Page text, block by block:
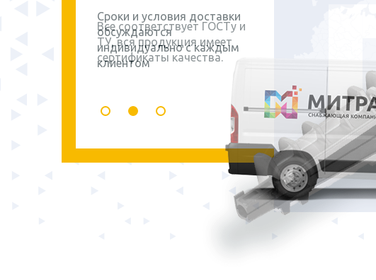
Сроки и условия доставки
обсуждаются
индивидуально с каждым
клиентом